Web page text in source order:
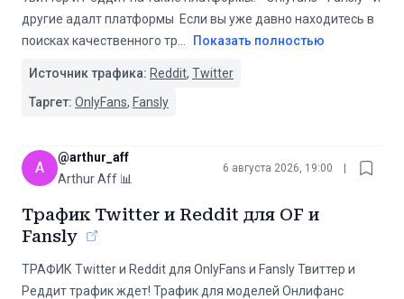
другие адалт платформы ️ Если вы уже давно находитесь в
поисках качественного тр
Показать полностью
Источник трафика: Reddit, Twitter
Таргет: OnlyFans, Fansly
A
@arthur_aff
Arthur Aff 📊
6 августа 2026, 19:00
Трафик Twitter и Reddit для OF и
Fansly
ТРАФИК Twitter и Reddit для OnlyFans и Fansly Твиттер и
Реддит трафик ждет! Трафик для моделей Онлифанс